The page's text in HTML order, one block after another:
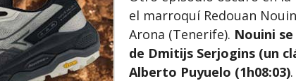
el marroquí Redouan
Arona (Tenerife). Nouini
de Dmitijs Serjogins (un
Alberto Puyuelo (1h08:03)